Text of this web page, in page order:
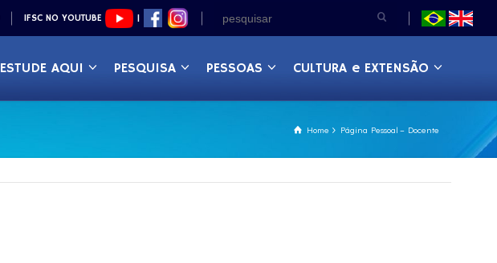
IFSC NO YOUTUBE |
ESTUDE AQUI PESQUISA PESSOAS CULTURA e EXTENSÃO
Home Página Pessoal – Docente